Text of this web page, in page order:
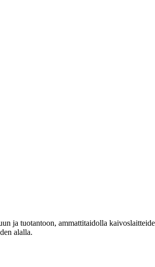
ja tuotantoon, ammattitaidolla
alalla.